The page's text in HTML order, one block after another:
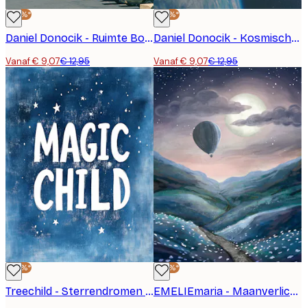
-30%*
Daniel Donocik - Ruimte Boven Main Street Poster
Vanaf € 9,07€ 12,95
-30%*
Daniel Donocik - Kosmische Rode Auto Poster
Vanaf € 9,07€ 12,95
-30%*
Treechild - Sterrendromen Poster
-30%*
EMELIEmaria - Maanverlichte Ballonreis Poster